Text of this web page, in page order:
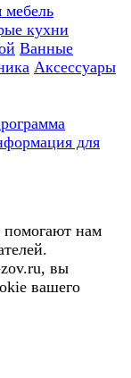
мебель
кухни
Ванные
Аксессуары
для
нам
вы
вашего